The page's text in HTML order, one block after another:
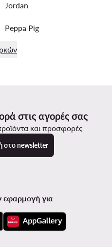
Jordan
Peppa Pig
στις αγορές σας
και προσφορές
στο newsletter
εφαρμογή για